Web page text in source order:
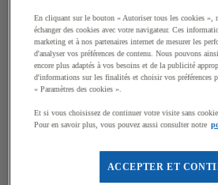
En cliquant sur le bouton « Autoriser tous les cookies »,
échanger des cookies avec votre navigateur. Ces
marketing et à nos partenaires internet de mesurer les
d'analyser vos préférences de contenu. Nous pouvons
encore plus adaptés à vos besoins et de la publicité
d'informations sur les finalités et choisir vos préférences
« Paramètres des cookies ».
Et si vous choisissez de continuer votre visite sans
Pour en savoir plus, vous pouvez aussi consulter notre
ACCEPTER ET